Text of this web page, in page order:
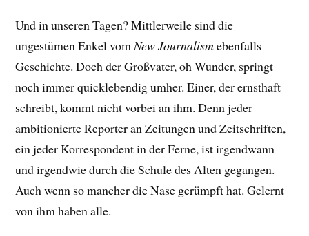
Und in unseren Tagen? Mittlerweile sind die
ungestümen Enkel vomNew Journalismebenfalls
Geschichte. Doch der Großvater, oh Wunder, springt
noch immer quicklebendig umher. Einer, der ernsthaft
schreibt, kommt nicht vorbei an ihm. Denn jeder
ambitionierte Reporter an Zeitungen und Zeitschriften,
ein jeder Korrespondent in der Ferne, ist irgendwann
und irgendwie durch die Schule des Alten gegangen.
Auch wenn so mancher die Nase gerümpft hat. Gelernt
von ihm haben alle.